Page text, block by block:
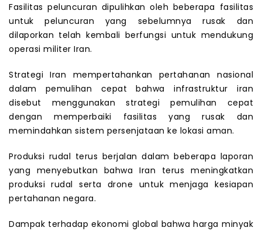
Fasilitas peluncuran dipulihkan oleh beberapa fasilitas
untuk peluncuran yang sebelumnya rusak dan
dilaporkan telah kembali berfungsi untuk mendukung
operasi militer Iran.
Strategi Iran mempertahankan pertahanan nasional
dalam pemulihan cepat bahwa infrastruktur iran
disebut menggunakan strategi pemulihan cepat
dengan memperbaiki fasilitas yang rusak dan
memindahkan sistem persenjataan ke lokasi aman.
Produksi rudal terus berjalan dalam beberapa laporan
yang menyebutkan bahwa Iran terus meningkatkan
produksi rudal serta drone untuk menjaga kesiapan
pertahanan negara.
Dampak terhadap ekonomi global bahwa harga minyak